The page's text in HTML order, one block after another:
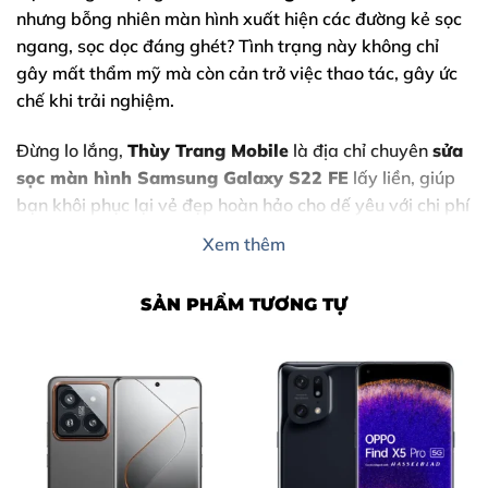
nhưng bỗng nhiên màn hình xuất hiện các đường kẻ sọc
ngang, sọc dọc đáng ghét? Tình trạng này không chỉ
gây mất thẩm mỹ mà còn cản trở việc thao tác, gây ức
chế khi trải nghiệm.
Đừng lo lắng, Thùy Trang Mobile là địa chỉ chuyên sửa
sọc màn hình Samsung Galaxy S22 FE lấy liền, giúp
bạn khôi phục lại vẻ đẹp hoàn hảo cho dế yêu với chi phí
Nội Dung Bài Viết
2. Nguyên nhân khiến Samsung Galaxy S22 FE bị hỏng
màn hình
3. Tại sao nên chọn sửa sọc màn hình Samsung Galaxy
S22 FE tại Thùy Trang Mobile?
Xem thêm
SẢN PHẨM TƯƠNG TỰ